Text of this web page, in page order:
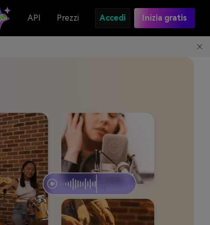
API Prezzi Accedi Inizia gratis